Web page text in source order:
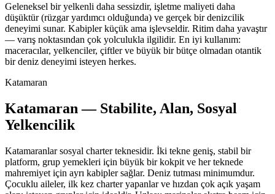
Geleneksel bir yelkenli daha sessizdir, işletme maliyeti daha
düşüktür (rüzgar yardımcı olduğunda) ve gerçek bir denizcilik
deneyimi sunar. Kabipler küçük ama işlevseldir. Ritim daha yavaştır
— varış noktasından çok yolculukla ilgilidir. En iyi kullanım:
maceracılar, yelkenciler, çiftler ve büyük bir bütçe olmadan otantik
bir deniz deneyimi isteyen herkes.
Katamaran
Katamaran — Stabilite, Alan, Sosyal
Yelkencilik
Katamaranlar sosyal charter teknesidir. İki tekne geniş, stabil bir
platform, grup yemekleri için büyük bir kokpit ve her teknede
mahremiyet için ayrı kabipler sağlar. Deniz tutması minimumdur.
Çocuklu aileler, ilk kez charter yapanlar ve hızdan çok açık yaşam